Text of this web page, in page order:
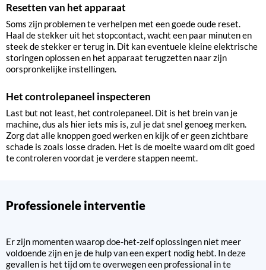
Resetten van het apparaat
Soms zijn problemen te verhelpen met een goede oude reset.
Haal de stekker uit het stopcontact, wacht een paar minuten en
steek de stekker er terug in. Dit kan eventuele kleine elektrische
storingen oplossen en het apparaat terugzetten naar zijn
oorspronkelijke instellingen.
Het controlepaneel inspecteren
Last but not least, het controlepaneel. Dit is het brein van je
machine, dus als hier iets mis is, zul je dat snel genoeg merken.
Zorg dat alle knoppen goed werken en kijk of er geen zichtbare
schade is zoals losse draden. Het is de moeite waard om dit goed
te controleren voordat je verdere stappen neemt.
Professionele interventie
Er zijn momenten waarop doe-het-zelf oplossingen niet meer
voldoende zijn en je de hulp van een expert nodig hebt. In deze
gevallen is het tijd om te overwegen een professional in te